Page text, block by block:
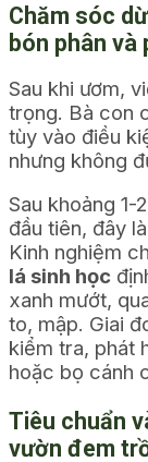
Chăm sóc
bón phân và
Sau khi ươm,
trọng. Bà con
tùy vào điều
nhưng không
Sau khoảng
đầu tiên, đây
Kinh nghiệm
lá sinh học
xanh mướt,
to, mập. Giai
kiểm tra, phát
hoặc bọ cánh
Tiêu chuẩn
vườn đem